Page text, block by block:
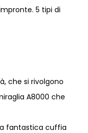
5 tipi di
che si rivolgono
A8000 che
fantastica cuffia